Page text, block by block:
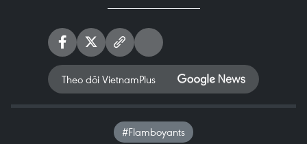
Theo dõi VietnamPlus
#Flamboyants